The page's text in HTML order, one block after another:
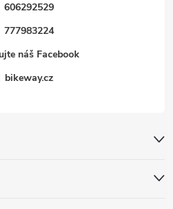
606292529
777983224
náš Facebook
bikeway.cz